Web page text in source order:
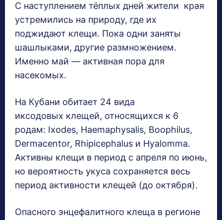
С наступлением тёплых дней жители края
устремились на природу, где их
поджидают клещи. Пока одни заняты
шашлыками, другие размножением.
Именно май — активная пора для
насекомых.
На Кубани обитает 24 вида
иксодовых клещей, относящихся к 6
родам: Ixodes, Haemaphysalis, Boophilus,
Dermacentor, Rhipicephalus и Hyalomma.
Активны клещи в период с апреля по июнь,
но вероятность укуса сохраняется весь
период активности клещей (до октября).
Опасного энцефалитного клеща в регионе